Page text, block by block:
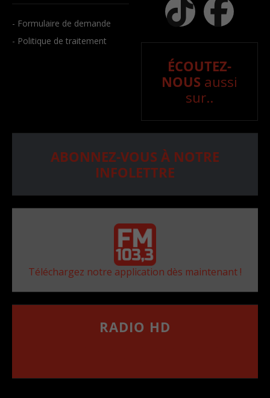
- Formulaire de demande
- Politique de traitement
ÉCOUTEZ-
NOUS aussi
sur..
ABONNEZ-VOUS À NOTRE
INFOLETTRE
Téléchargez notre application dès maintenant !
RADIO HD